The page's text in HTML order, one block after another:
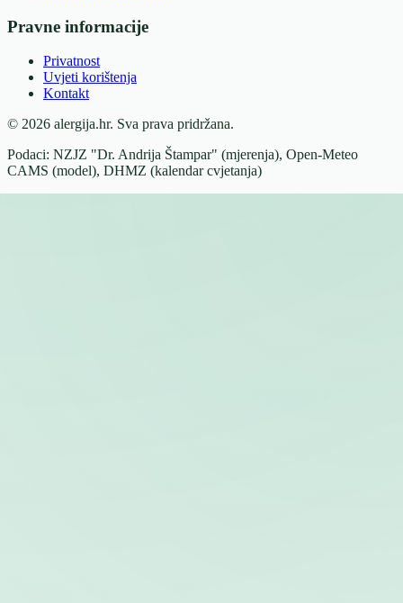
Pravne informacije
Privatnost
Uvjeti korištenja
Kontakt
© 2026 alergija.hr. Sva prava pridržana.
Podaci: NZJZ "Dr. Andrija Štampar" (mjerenja), Open-Meteo
CAMS (model), DHMZ (kalendar cvjetanja)